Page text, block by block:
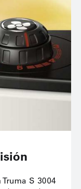
S 3004